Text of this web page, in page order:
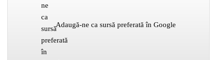
Adaugă-ne ca sursă preferată în Google